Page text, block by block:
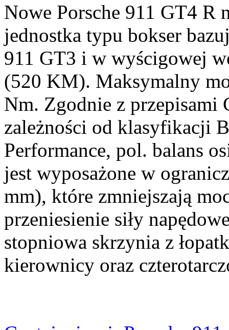
Nowe Porsche 911 GT4 R
jednostka typu bokser
911 GT3 i w wyścigowej
(520 KM). Maksymalny
Nm. Zgodnie z przepisami
zależności od klasyfikacji
Performance, pol. balans
jest wyposażone w
mm), które zmniejszają
przeniesienie siły
stopniowa skrzynia z
kierownicy oraz